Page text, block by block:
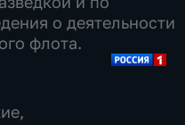
о деятельности
флота.
,